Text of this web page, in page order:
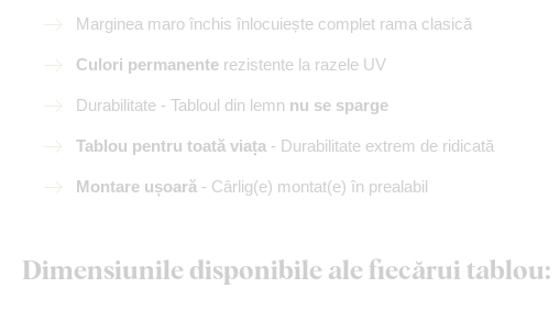
Marginea maro închis înlocuiește complet rama clasică
Culori permanente rezistente la razele UV
Durabilitate - Tabloul din lemn nu se sparge
Tablou pentru toată viața - Durabilitate extrem de ridicată
Montare ușoară - Cârlig(e) montat(e) în prealabil
Dimensiunile disponibile ale fiecărui tablou: